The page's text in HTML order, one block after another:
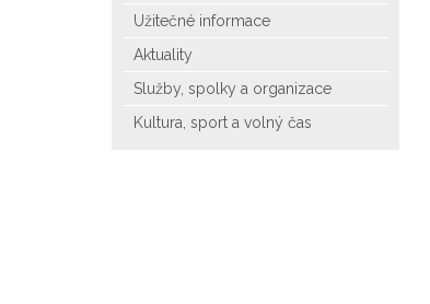
Užitečné informace
Aktuality
Služby, spolky a organizace
Kultura, sport a volný čas